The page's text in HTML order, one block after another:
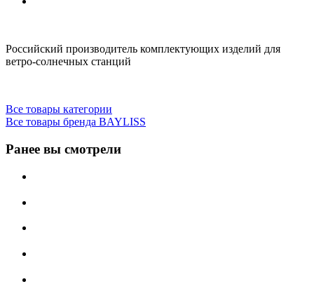
Российский производитель комплектующих изделий для
ветро-солнечных станций
Все товары категории
Все товары бренда BAYLISS
Ранее вы смотрели